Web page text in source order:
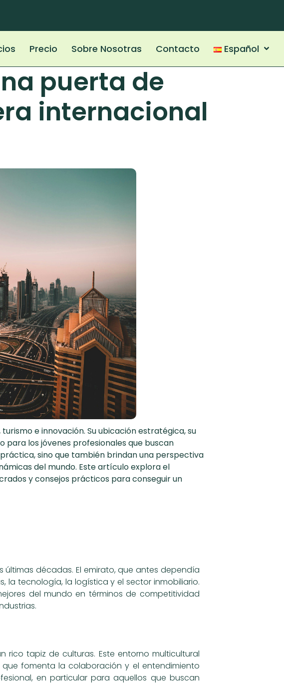
Precio Sobre Nosotras Contacto Español
puerta de
internacional
e innovación. Su ubicación estratégica, su
los jóvenes profesionales que buscan
sino que también brindan una perspectiva
del mundo. Este artículo explora el
y consejos prácticos para conseguir un
décadas. El emirato, que antes dependía
la tecnología, la logística y el sector inmobiliario.
del mundo en términos de competitividad
tapiz de culturas. Este entorno multicultural
fomenta la colaboración y el entendimiento
en particular para aquellos que buscan